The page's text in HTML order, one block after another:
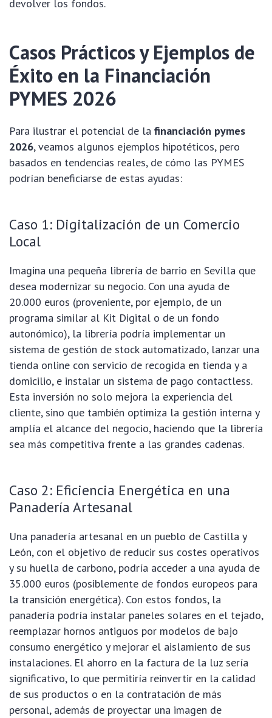
devolver los fondos.
Casos Prácticos y Ejemplos de
Éxito en la Financiación
PYMES 2026
Para ilustrar el potencial de la financiación pymes
2026, veamos algunos ejemplos hipotéticos, pero
basados en tendencias reales, de cómo las PYMES
podrían beneficiarse de estas ayudas:
Caso 1: Digitalización de un Comercio
Local
Imagina una pequeña librería de barrio en Sevilla que
desea modernizar su negocio. Con una ayuda de
20.000 euros (proveniente, por ejemplo, de un
programa similar al Kit Digital o de un fondo
autonómico), la librería podría implementar un
sistema de gestión de stock automatizado, lanzar una
tienda online con servicio de recogida en tienda y a
domicilio, e instalar un sistema de pago contactless.
Esta inversión no solo mejora la experiencia del
cliente, sino que también optimiza la gestión interna y
amplía el alcance del negocio, haciendo que la librería
sea más competitiva frente a las grandes cadenas.
Caso 2: Eficiencia Energética en una
Panadería Artesanal
Una panadería artesanal en un pueblo de Castilla y
León, con el objetivo de reducir sus costes operativos
y su huella de carbono, podría acceder a una ayuda de
35.000 euros (posiblemente de fondos europeos para
la transición energética). Con estos fondos, la
panadería podría instalar paneles solares en el tejado,
reemplazar hornos antiguos por modelos de bajo
consumo energético y mejorar el aislamiento de sus
instalaciones. El ahorro en la factura de la luz sería
significativo, lo que permitiría reinvertir en la calidad
de sus productos o en la contratación de más
personal, además de proyectar una imagen de